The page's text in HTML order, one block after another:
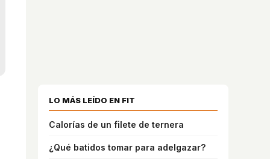
LO MÁS LEÍDO EN FIT
Calorías de un filete de ternera
¿Qué batidos tomar para adelgazar?